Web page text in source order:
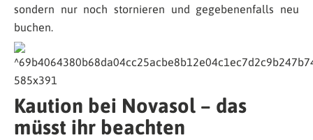
sondern nur noch stornieren und gegebenenfalls neu
buchen.
Kaution bei Novasol – das
müsst ihr beachten